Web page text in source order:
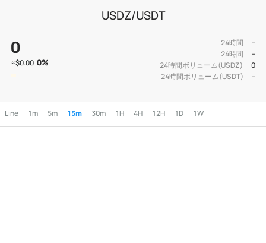
USDZ/USDT
0
≈$0.00 0%
24時間
--
24時間
--
24時間ボリューム(USDZ)
0
24時間ボリューム(USDT)
--
Line 1m 5m 15m 30m 1H 4H 12H 1D 1W